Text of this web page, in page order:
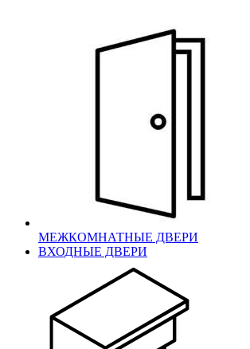
МЕЖКОМНАТНЫЕ ДВЕРИ
ВХОДНЫЕ ДВЕРИ